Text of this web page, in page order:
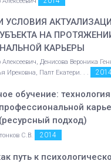
УСЛОВИЯ
НА
КАРЬЕРЫ
Денисова Вероника
Ирековна, Палт Екатери. . .
обучение: технология
подход)
С.В. 2014
путь к